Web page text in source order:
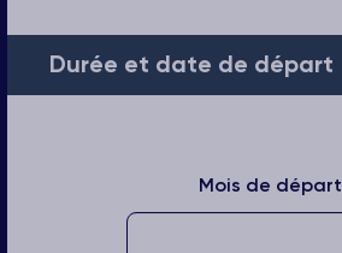
Durée et date de départ
Mois de départ